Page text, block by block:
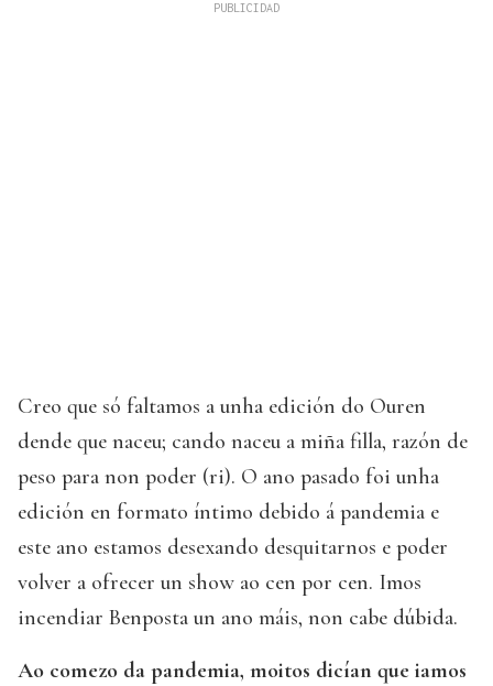
Creo que só faltamos a unha edición do Ouren
dende que naceu; cando naceu a miña filla, razón de
peso para non poder (ri). O ano pasado foi unha
edición en formato íntimo debido á pandemia e
este ano estamos desexando desquitarnos e poder
volver a ofrecer un show ao cen por cen. Imos
incendiar Benposta un ano máis, non cabe dúbida.
Ao comezo da pandemia, moitos dicían que iamos